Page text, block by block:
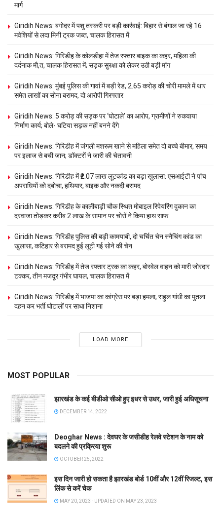
मार्ग
Giridih News: बगोदर में पशु तस्करी पर बड़ी कार्रवाई: बिहार से बंगाल जा रहे 16
मवेशियों से लदा मिनी ट्रक जब्त, चालक हिरासत में
Giridih News: गिरिडीह के कोलड़ीहा में तेज रफ्तार बाइक का कहर, महिला की
दर्दनाक मौ,त, चालक हिरासत में; सड़क सुरक्षा को लेकर उठी बड़ी मांग
Giridih News: मुंबई पुलिस की गावां में बड़ी रेड, 2.65 करोड़ की चोरी मामले में थार
समेत लाखों का सोना बरामद, दो आरोपी गिरफ्तार
Giridih News: 5 करोड़ की सड़क पर ‘घोटाले’ का आरोप, ग्रामीणों ने रुकवाया
निर्माण कार्य; बोले- घटिया सड़क नहीं बनने देंगे
Giridih News: गिरिडीह में जंगली मशरूम खाने से महिला समेत दो बच्चे बीमार, समय
पर इलाज से बची जान; डॉक्टरों ने जारी की चेतावनी
Giridih News: गिरिडीह में ₹2.07 लाख लूटकांड का बड़ा खुलासा: एसआईटी ने पांच
अपराधियों को दबोचा, हथियार, बाइक और नकदी बरामद
Giridih News: गिरिडीह के कालीबाड़ी चौक स्थित मोबाइल रिपेयरिंग दुकान का
दरवाजा तोड़कर करीब 2 लाख के सामान पर चोरों ने किया हाथ साफ
Giridih News: गिरिडीह पुलिस की बड़ी कामयाबी, दो चर्चित चेन स्नैचिंग कांड का
खुलासा, कटिहार से बरामद हुई लूटी गई सोने की चेन
Giridih News: गिरिडीह में तेज रफ्तार ट्रक का कहर, बोरवेल वाहन को मारी जोरदार
टक्कर, तीन मजदूर गंभीर घायल, चालक हिरासत में
Giridih News: गिरिडीह में भाजपा का कांग्रेस पर बड़ा हमला, राहुल गांधी का पुतला
दहन कर भर्ती घोटालों पर साधा निशाना
LOAD MORE
MOST POPULAR
झारखंड के कई बीडीओ सीओ हुए इधर से उधर, जारी हुई अधिसूचना
DECEMBER 14, 2022
Deoghar News : देवघर के जसीडीह रेलवे स्टेशन के नाम को
बदलने की प्रक्रिया शुरू
OCTOBER 25, 2022
इस दिन जारी हो सकता है झारखंड बोर्ड 10वीं और 12वीं रिजल्ट, इस
लिंक से करें चेक
MAY 20, 2023 - UPDATED ON MAY 23, 2023